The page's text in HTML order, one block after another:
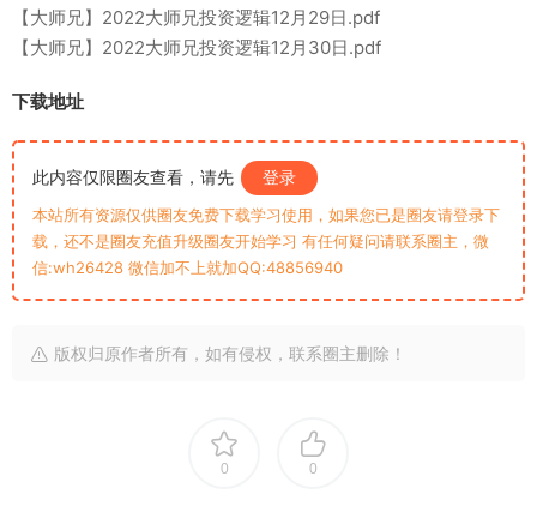
【大师兄】2022大师兄投资逻辑12月29日.pdf
【大师兄】2022大师兄投资逻辑12月30日.pdf
下载地址
此内容仅限圈友查看，请先 登录
本站所有资源仅供圈友免费下载学习使用，如果您已是圈友请登录下
载，还不是圈友充值升级圈友开始学习 有任何疑问请联系圈主，微
信:wh26428 微信加不上就加QQ:48856940
版权归原作者所有，如有侵权，联系圈主删除！
0 0